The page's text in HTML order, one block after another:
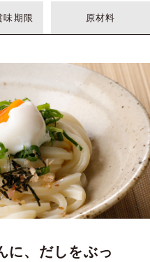
味期限 原材料
に、だしをぶっ